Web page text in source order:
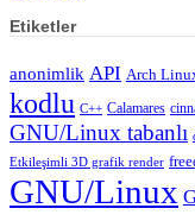
Etiketler
anonimlik API Arch
kodlu C++ Calamares
GNU/Linux tabanlı
Etkileşimli 3D grafik render
GNU/Linux